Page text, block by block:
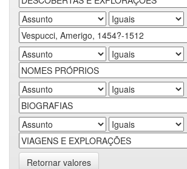
Retornar valores